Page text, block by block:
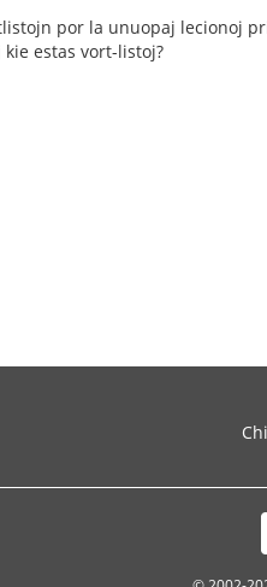
por la unuopaj lecionoj
kie estas vort-listoj?